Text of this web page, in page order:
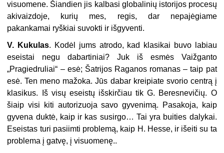
visuomene. Šiandien jis kalbasi globalinių istorijos procesų
akivaizdoje, kurių mes, regis, dar nepajėgiame
pakankamai ryškiai suvokti ir išgyventi.
V. Kukulas. Kodėl jums atrodo, kad klasikai buvo labiau
eseistai negu dabartiniai? Juk iš esmės Vaižganto
„Pragiedruliai“ – esė; Šatrijos Raganos romanas – taip pat
esė. Ten meno mažoka. Jūs dabar kreipiate svorio centrą į
klasikus. Iš visų eseistų išskirčiau tik G. Beresnevičių. O
šiaip visi kiti autorizuoja savo gyvenimą. Pasakoja, kaip
gyvena duktė, kaip ir kas susirgo… Tai yra buities dalykai.
Eseistas turi pasiimti problemą, kaip H. Hesse, ir išeiti su ta
problema į gatvę, į visuomenę..